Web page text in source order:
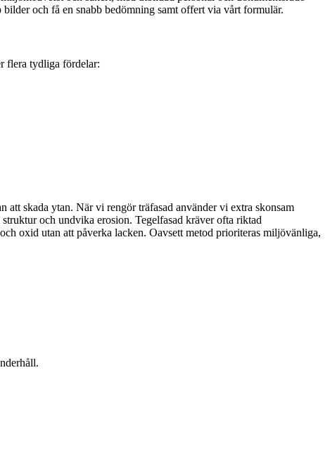
och få en snabb bedömning samt offert via vårt formulär.
flera tydliga fördelar:
skada ytan. När vi rengör träfasad använder vi extra skonsam
och undvika erosion. Tegelfasad kräver ofta riktad
oxid utan att påverka lacken. Oavsett metod prioriteras miljövänliga,